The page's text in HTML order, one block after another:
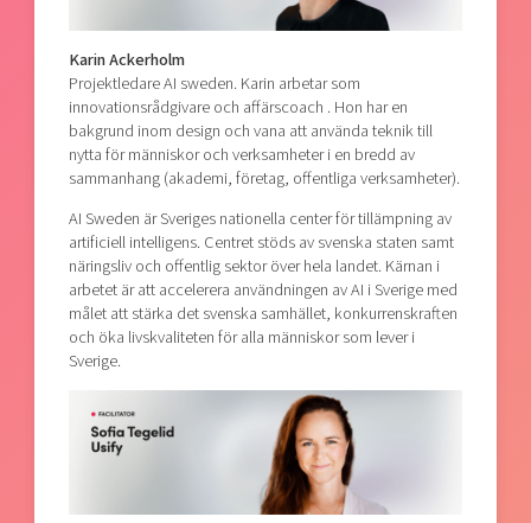
Karin Ackerholm
Projektledare AI sweden. Karin arbetar som
innovationsrådgivare och affärscoach . Hon har en
bakgrund inom design och vana att använda teknik till
nytta för människor och verksamheter i en bredd av
sammanhang (akademi, företag, offentliga verksamheter).
AI Sweden är Sveriges nationella center för tillämpning av
artificiell intelligens. Centret stöds av svenska staten samt
näringsliv och offentlig sektor över hela landet. Kärnan i
arbetet är att accelerera användningen av AI i Sverige med
målet att stärka det svenska samhället, konkurrenskraften
och öka livskvaliteten för alla människor som lever i
Sverige.